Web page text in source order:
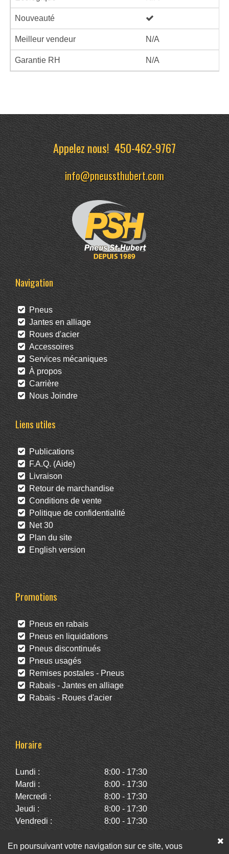
Nouveauté
Meilleur vendeur N/A
Garantie RH N/A
Appelez nous!450-462-9767
info@pneussthubert.com
Navigation
Pneus
Jantes en alliage
Roues d'acier
Accessoires
Services mécaniques
À propos
Carrière
Nous Joindre
Liens utiles
Publications
F.A.Q. (Aide)
Livraison
Retour de marchandise
Conditions de vente
Politique de confidentialité
Net 30
Plan du site
English version
Promotions
Pneus en rabais
Pneus en liquidations
Pneus discontinués
Pneus usagés
Remises postales - Pneus
Rabais - Jantes en alliage
Rabais - Roues d'acier
Horaire
Lundi :
8:00 - 17:30
Mardi :
8:00 - 17:30
Mercredi :
8:00 - 17:30
Jeudi :
8:00 - 17:30
Vendredi :
8:00 - 17:30
Dimanche :
Fermé
En poursuivant votre navigation sur ce site, vous